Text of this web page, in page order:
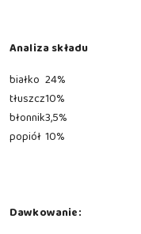
Analiza składu
białko 24%
tłuszcz10%
błonnik3,5%
popiół 10%
Dawkowanie: